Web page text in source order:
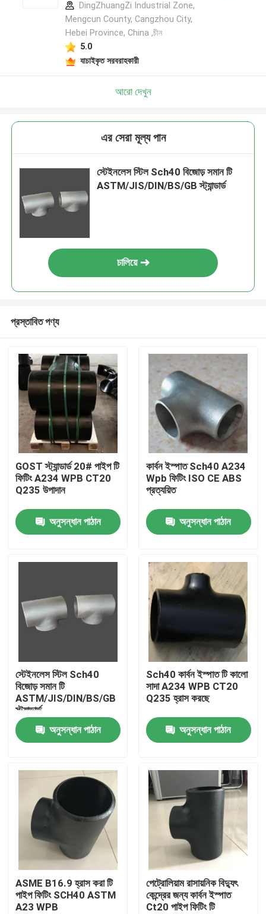
পণ্য
কারখানা ভ্রমণ
মান নিয়ন্ত্রণ
উদ্ধৃতির জন্য আবেদন
ইস্পাত পাইপ ফ্ল্যাঞ্জ
DIN পাইপ ফ্ল্যাঞ্জ
ANSI পাইপ ফ্ল্যাঞ্জ
DingZhuangZi Industrial Zone,
Mengcun County, Cangzhou City,
Hebei Province, China ,চীন
5.0
যাচাইকৃত সরবরাহকারী
আরো দেখুন
এর সেরা মূল্য পান
স্টেইনলেস স্টিল Sch40 বিজোড় সমান টি
ASTM/JIS/DIN/BS/GB স্ট্যান্ডার্ড
চালিয়ে
প্রস্তাবিত পণ্য
GOST স্ট্যান্ডার্ড 20# পাইপ টি
ফিটিং A234 WPB CT20
Q235 উপাদান
অনুসন্ধান পাঠান
কার্বন ইস্পাত Sch40 A234
Wpb ফিটিং ISO CE ABS
প্রত্যয়িত
অনুসন্ধান পাঠান
স্টেইনলেস স্টিল Sch40
বিজোড় সমান টি
ASTM/JIS/DIN/BS/GB
স্ট্যান্ডার্ড
অনুসন্ধান পাঠান
Sch40 কার্বন ইস্পাত টি কালো
সাদা A234 WPB CT20
Q235 হ্রাস করছে
অনুসন্ধান পাঠান
ASME B16.9 হ্রাস করা টি
পাইপ ফিটিং SCH40 ASTM
A23 WPB
পেট্রোলিয়াম রাসায়নিক বিদ্যুৎ
কেন্দ্রের জন্য কার্বন ইস্পাত
Ct20 পাইপ ফিটিং টি